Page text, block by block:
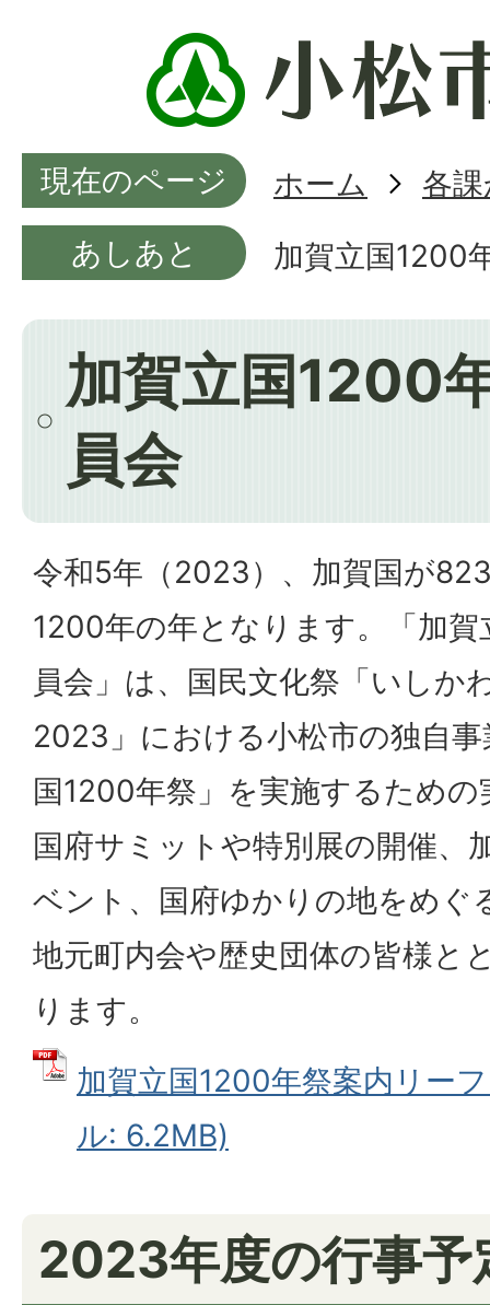
現在のページ ホーム
各
あしあと
加賀立国1200
加賀立国1200
員会
令和5年（2023）、加賀国が
1200年の年となります。「加
員会」は、国民文化祭「いしか
2023」における小松市の独自
国1200年祭」を実施するため
国府サミットや特別展の開催、
ベント、国府ゆかりの地をめぐ
地元町内会や歴史団体の皆様と
ります。
加賀立国1200年祭案内リー
ル: 6.2MB)
2023年度の行事予